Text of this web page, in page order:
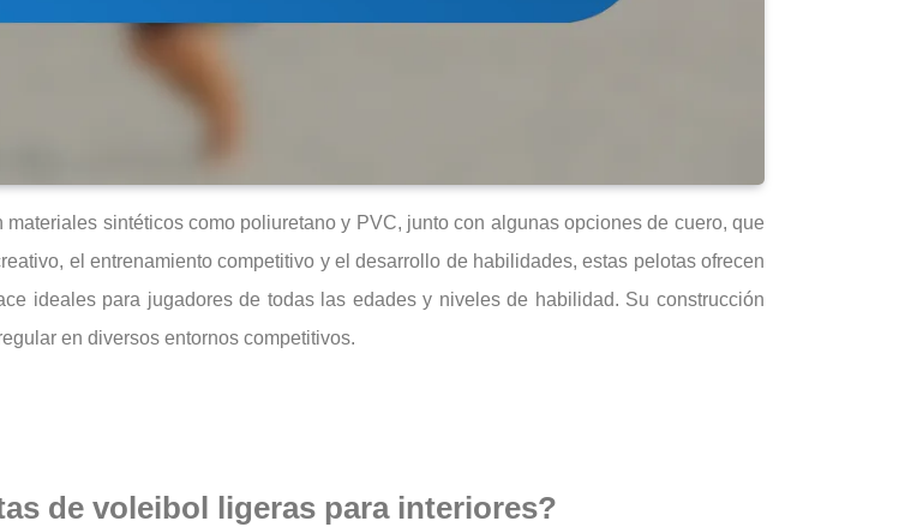
materiales sintéticos como poliuretano y PVC, junto con algunas opciones de cuero, que
el entrenamiento competitivo y el desarrollo de habilidades, estas pelotas ofrecen
ideales para jugadores de todas las edades y niveles de habilidad. Su construcción
en diversos entornos competitivos.
de voleibol ligeras para interiores?